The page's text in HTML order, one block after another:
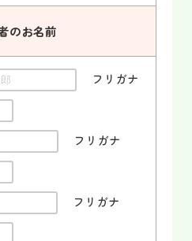
のお名前
フリガナ
フリガナ
フリガナ